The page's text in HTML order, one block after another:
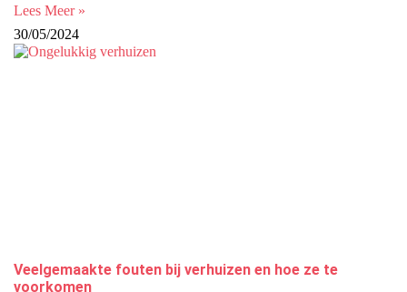
Lees Meer »
30/05/2024
Veelgemaakte fouten bij verhuizen en hoe ze te
voorkomen